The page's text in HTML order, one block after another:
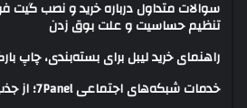
سوالات متداول درباره خرید و نصب گیت
تنظیم حساسیت و علت بوق زدن
راهنمای خرید لیبل برای بسته‌بندی، چاپ
خدمات شبکه‌های اجتماعی 7Panel؛ از جذب مخاطب تا افزایش درآمد